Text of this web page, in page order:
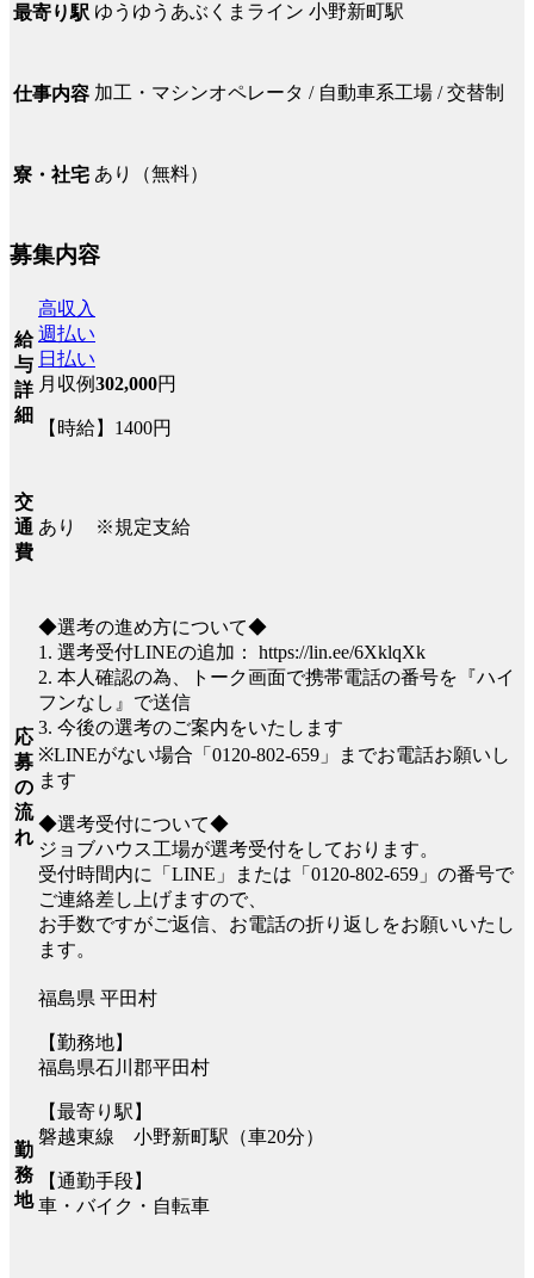
最寄り駅 ゆうゆうあぶくまライン 小野新町駅
仕事内容 加工・マシンオペレータ / 自動車系工場 / 交替制
寮・社宅 あり（無料）
募集内容
給
与
詳
細
高収入
週払い
日払い
月収例302,000円
【時給】1400円
交
通
費
あり ※規定支給
応
募
の
流
れ
◆選考の進め方について◆
1. 選考受付LINEの追加： https://lin.ee/6XklqXk
2. 本人確認の為、トーク画面で携帯電話の番号を『ハイ
フンなし』で送信
3. 今後の選考のご案内をいたします
※LINEがない場合「0120-802-659」までお電話お願いし
ます
◆選考受付について◆
ジョブハウス工場が選考受付をしております。
受付時間内に「LINE」または「0120-802-659」の番号で
ご連絡差し上げますので、
お手数ですがご返信、お電話の折り返しをお願いいたし
ます。
勤
務
地
福島県 平田村
【勤務地】
福島県石川郡平田村
【最寄り駅】
磐越東線 小野新町駅（車20分）
【通勤手段】
車・バイク・自転車